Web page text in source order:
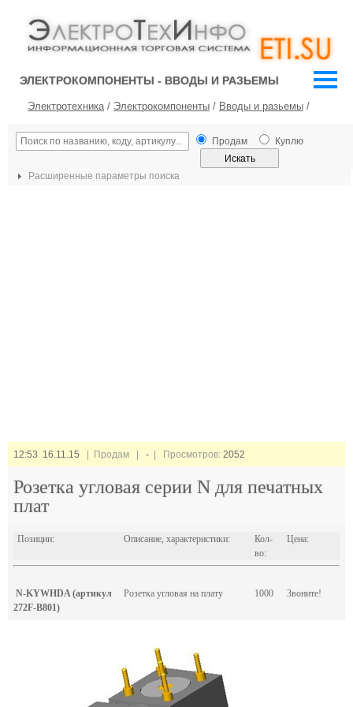
ЭЛЕКТРОКОМПОНЕНТЫ - ВВОДЫ И РАЗЬЕМЫ
Электротехника/ Электрокомпоненты / Вводы и разьемы /
Продам Куплю
Расширенные параметры поиска
12:53 16.11.15 | Продам | - | Просмотров: 2052
Розетка угловая серии N для печатных
плат
Позиции: Описание, характеристики:
Кол-
во:
Цена:
N-KYWHDA (артикул
272F-B801)
Розетка угловая на плату 1000 Звоните!